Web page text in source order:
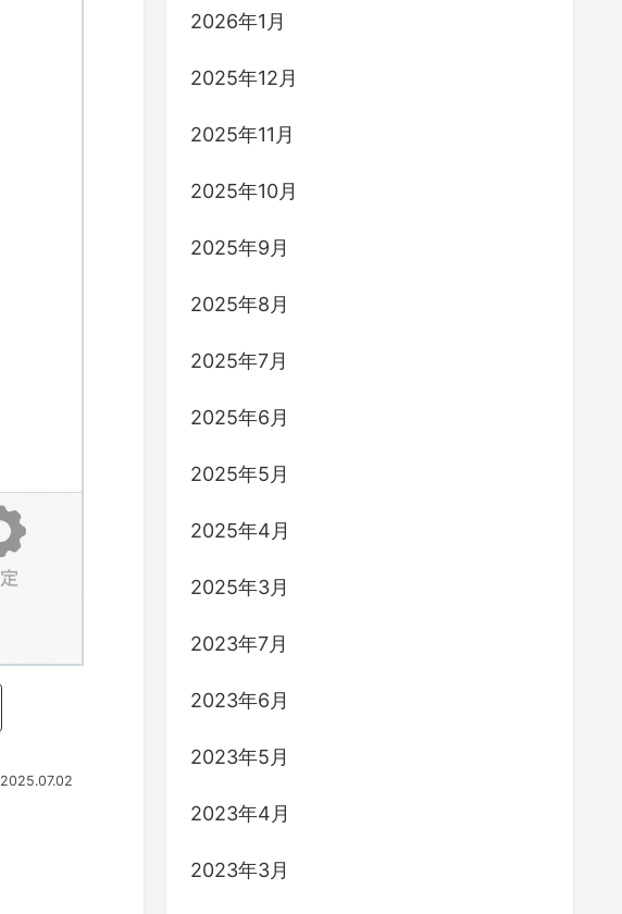
2025.07.02
2026年1月
2025年12月
2025年11月
2025年10月
2025年9月
2025年8月
2025年7月
2025年6月
2025年5月
2025年4月
2025年3月
2023年7月
2023年6月
2023年5月
2023年4月
2023年3月